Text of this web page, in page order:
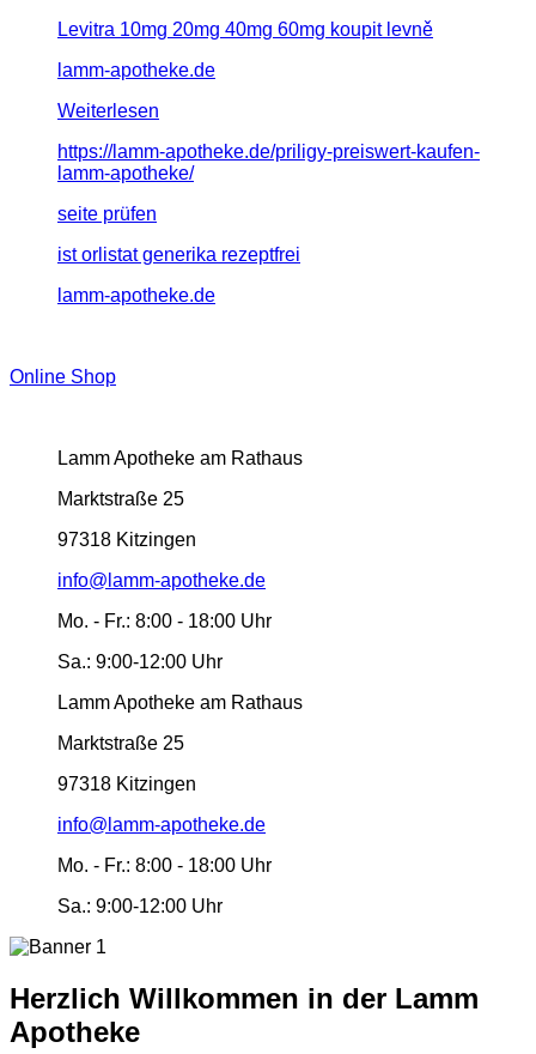
Levitra 10mg 20mg 40mg 60mg koupit levně
lamm-apotheke.de
Weiterlesen
https://lamm-apotheke.de/priligy-preiswert-kaufen-
lamm-apotheke/
seite prüfen
ist orlistat generika rezeptfrei
lamm-apotheke.de
Online Shop
Lamm Apotheke am Rathaus
Marktstraße 25
97318 Kitzingen
info@lamm-apotheke.de
Mo. - Fr.: 8:00 - 18:00 Uhr
Sa.: 9:00-12:00 Uhr
Lamm Apotheke am Rathaus
Marktstraße 25
97318 Kitzingen
info@lamm-apotheke.de
Mo. - Fr.: 8:00 - 18:00 Uhr
Sa.: 9:00-12:00 Uhr
Herzlich Willkommen in der Lamm
Apotheke